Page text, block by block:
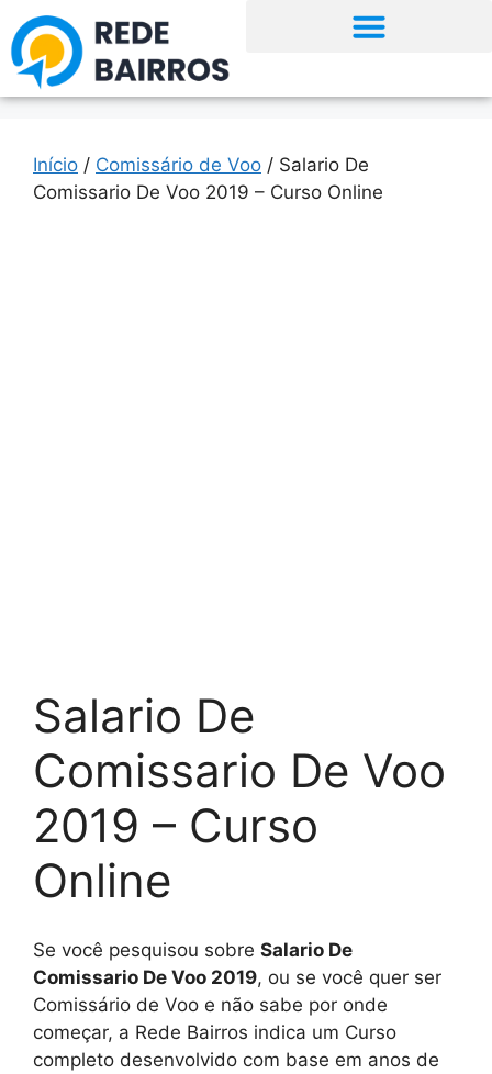
Início / Comissário de Voo / Salario De
Comissario De Voo 2019 – Curso Online
Salario De
Comissario De Voo
2019 – Curso
Online
Se você pesquisou sobre Salario De
Comissario De Voo 2019, ou se você quer ser
Comissário de Voo e não sabe por onde
começar, a Rede Bairros indica um Curso
completo desenvolvido com base em anos de